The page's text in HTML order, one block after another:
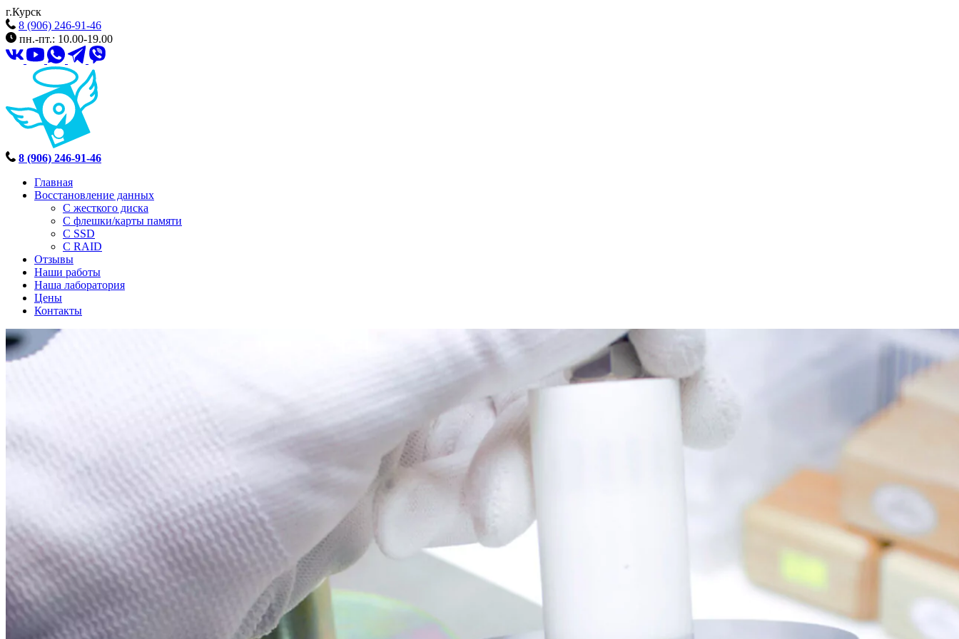
г.Курск
8 (906) 246-91-46
пн.-пт.: 10.00-19.00
8 (906) 246-91-46
Главная
Восстановление данных
С жесткого диска
С флешки/карты памяти
С SSD
С RAID
Отзывы
Наши работы
Наша лаборатория
Цены
Контакты